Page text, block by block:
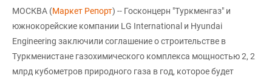
МОСКВА (Маркет Репорт) -- Госконцерн "Туркменгаз" и
южнокорейские компании LG International и Hyundai
Engineering заключили соглашение о строительстве в
Туркменистане газохимического комплекса мощностью 2, 2
млрд кубометров природного газа в год, которое будет